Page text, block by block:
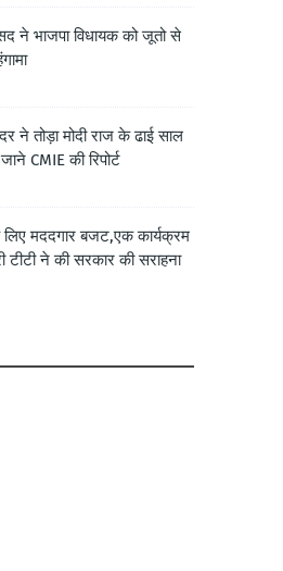
ने भाजपा विधायक को जूतो से
ने तोड़ा मोदी राज के ढाई साल
CMIE की रिपोर्ट
लिए मददगार बजट,एक कार्यक्रम
टीटी ने की सरकार की सराहना